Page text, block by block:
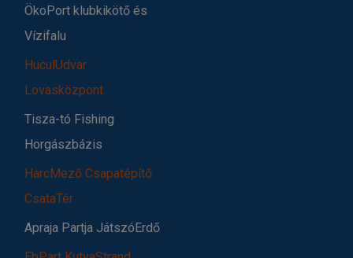
ÖkoPort klubkikötő és
Vízifalu
HuculUdvar
Lovasközpont
Tisza-tó Fishing
Horgászbázis
HarcMező Csapatépítő
CsataTér
Apraja Partja JátszóErdő